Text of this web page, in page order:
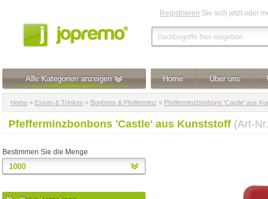
Registrieren Sie sich jetzt oder
Alle Kategorien anzeigen Home Über uns
Home » Essen & Trinken » Bonbons & Pfefferminz » Pfefferminzbonbons 'Castle' aus
Pfefferminzbonbons 'Castle' aus Kunststoff (Art-
Bestimmen Sie die Menge